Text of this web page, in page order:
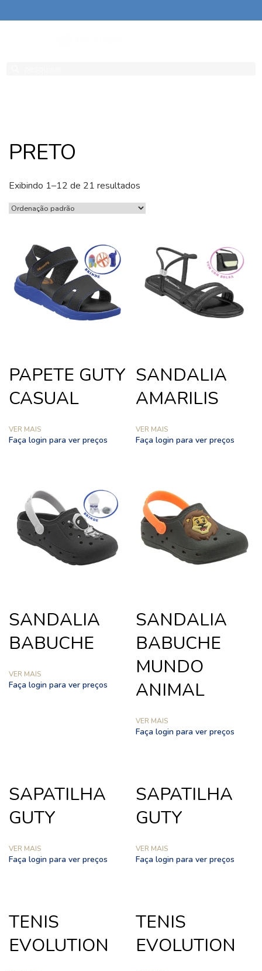
PRETO
Exibindo 1–12 de 21 resultados
PAPETE GUTY
CASUAL
VER MAIS
Faça login para ver preços
SANDALIA
AMARILIS
VER MAIS
Faça login para ver preços
SANDALIA
BABUCHE
VER MAIS
Faça login para ver preços
SANDALIA
BABUCHE
MUNDO
ANIMAL
VER MAIS
Faça login para ver preços
SAPATILHA
GUTY
VER MAIS
Faça login para ver preços
SAPATILHA
GUTY
VER MAIS
Faça login para ver preços
TENIS
EVOLUTION
TENIS
EVOLUTION